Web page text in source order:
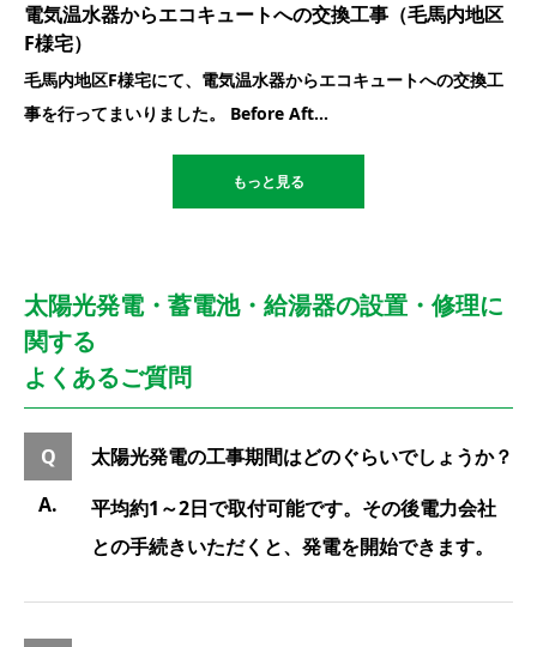
電気温水器からエコキュートへの交換工事（毛馬内地区
F様宅）
毛馬内地区F様宅にて、電気温水器からエコキュートへの交換工
事を行ってまいりました。 Before Aft...
もっと見る
太陽光発電・蓄電池・給湯器の設置・修理に
関する
よくあるご質問
太陽光発電の工事期間はどのぐらいでしょうか？
平均約1～2日で取付可能です。その後電力会社
との手続きいただくと、発電を開始できます。